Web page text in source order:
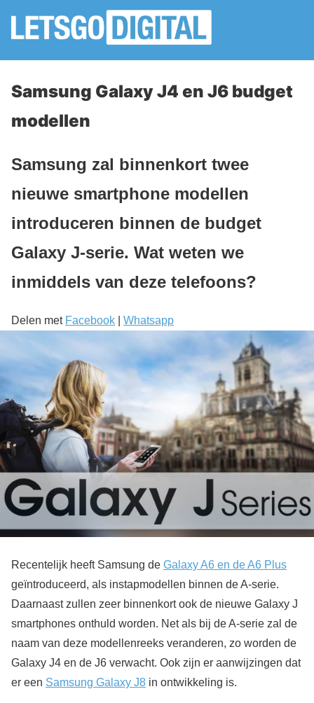
Samsung Galaxy J4 en J6 budget
modellen
Samsung zal binnenkort twee
nieuwe smartphone modellen
introduceren binnen de budget
Galaxy J-serie. Wat weten we
inmiddels van deze telefoons?
Delen met Facebook Whatsapp
Recentelijk heeft Samsung de Galaxy A6 en de A6 Plus
geïntroduceerd, als instapmodellen binnen de A-serie.
Daarnaast zullen zeer binnenkort ook de nieuwe Galaxy J
smartphones onthuld worden. Net als bij de A-serie zal de
naam van deze modellenreeks veranderen, zo worden de
Galaxy J4 en de J6 verwacht. Ook zijn er aanwijzingen dat
er een Samsung Galaxy J8 in ontwikkeling is.